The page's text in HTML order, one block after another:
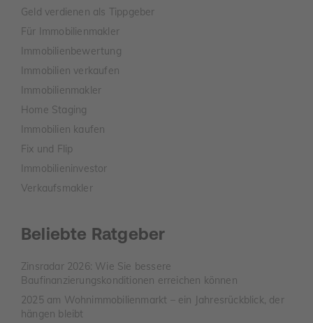
Geld verdienen als Tippgeber
Für Immobilienmakler
Immobilienbewertung
Immobilien verkaufen
Immobilienmakler
Home Staging
Immobilien kaufen
Fix und Flip
Immobilieninvestor
Verkaufsmakler
Beliebte Ratgeber
Zinsradar 2026: Wie Sie bessere
Baufinanzierungskonditionen erreichen können
2025 am Wohnimmobilienmarkt – ein Jahresrückblick, der
hängen bleibt